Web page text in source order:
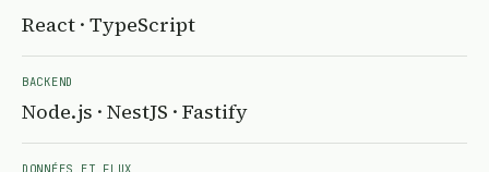
React · TypeScript
BACKEND
Node.js · NestJS · Fastify
DONNÉES ET FLUX